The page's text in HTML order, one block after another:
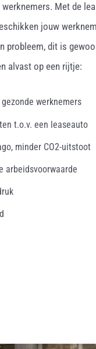
Met de
jouw
probleem, dit is
alvast op een rijtje:
werknemers
t.o.v. een leaseauto
minder CO2-uitstoot
arbeidsvoorwaarde